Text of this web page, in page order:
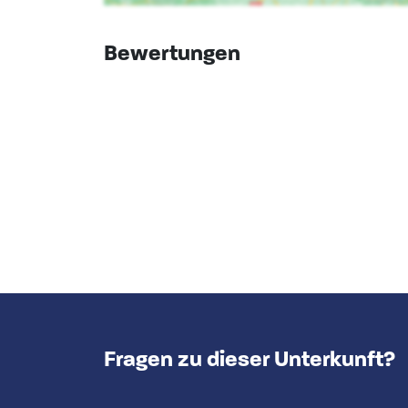
Backofen
Geschirrspüler
Bewertungen
Fragen zu dieser Unterkunft?